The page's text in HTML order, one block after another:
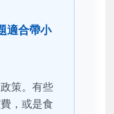
適合帶小
策。有些
，或是食